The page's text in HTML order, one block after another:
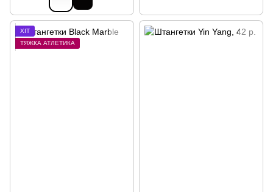
ХІТ
ТЯЖКА АТЛЕТИКА